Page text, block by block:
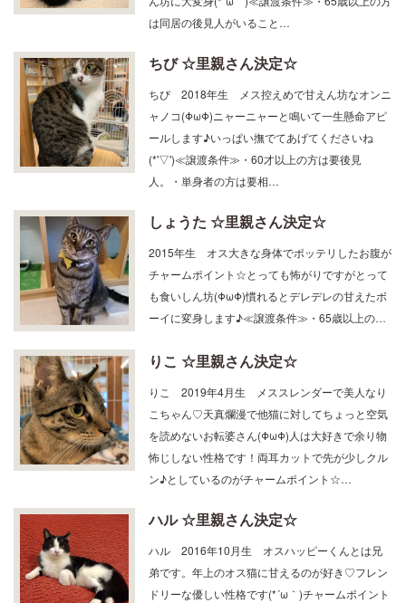
ちび 2018年生 メス控えめで甘えん坊なオンニ
ャノコ(ΦωΦ)ニャーニャーと鳴いて一生懸命アピ
ールします♪いっぱい撫でてあげてくださいね
(*'▽')≪譲渡条件≫・60才以上の方は要後見
人。・単身者の方は要相…
2015年生 オス大きな身体でポッテリしたお腹が
チャームポイント☆とっても怖がりですがとって
も食いしん坊(ΦωΦ)慣れるとデレデレの甘えたボ
ーイに変身します♪≪譲渡条件≫・65歳以上の…
りこ 2019年4月生 メススレンダーで美人なり
こちゃん♡天真爛漫で他猫に対してちょっと空気
を読めないお転婆さん(ΦωΦ)人は大好きで余り物
怖じしない性格です！両耳カットで先が少しクル
ン♪としているのがチャームポイント☆…
ハル 2016年10月生 オスハッピーくんとは兄
弟です。年上のオス猫に甘えるのが好き♡フレン
ドリーな優しい性格です(*´ω｀)チャームポイント
はお鼻のホクロ☆≪譲渡条件≫・60歳以上・女性